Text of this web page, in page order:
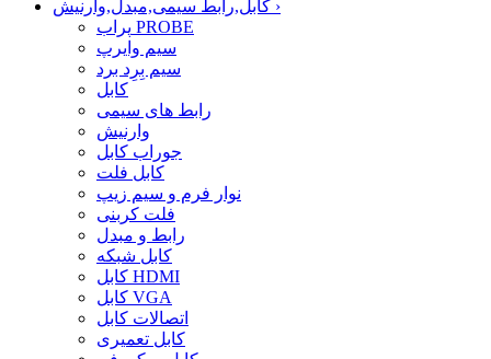
›
پراب PROBE
سیم وایرپ
سیم بِرِد برد
کابل
رابط های سیمی
وارنیش
جوراب کابل
کابل فلت
نوار فرم و سیم زیپ
فلت کربنی
رابط و مبدل
کابل شبکه
کابل HDMI
کابل VGA
اتصالات کابل
کابل تعمیری